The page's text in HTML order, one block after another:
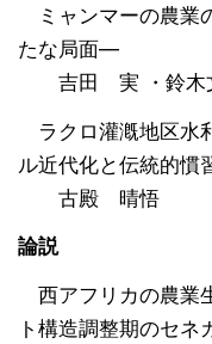
ミャンマーの農業
たな局面―
吉田 実 ・鈴木
ラクロ灌漑地区水
ル近代化と伝統的
古殿 晴悟
論説
西アフリカの農業
ト構造調整期のセ